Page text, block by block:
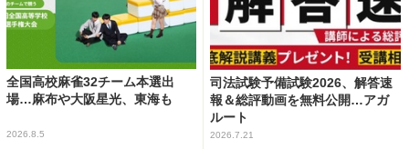
全国高校麻雀32チーム本選出
場…麻布や大阪星光、東海も
2026.8.5
司法試験予備試験2026、解答速
報＆総評動画を無料公開…アガ
ルート
2026.7.21